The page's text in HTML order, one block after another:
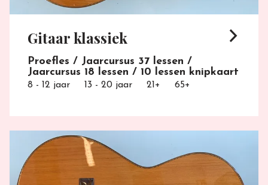
Gitaar klassiek
Proefles / Jaarcursus 37 lessen /
Jaarcursus 18 lessen / 10 lessen knipkaart
8 - 12 jaar 13 - 20 jaar 21+ 65+
arrow_forward_ios